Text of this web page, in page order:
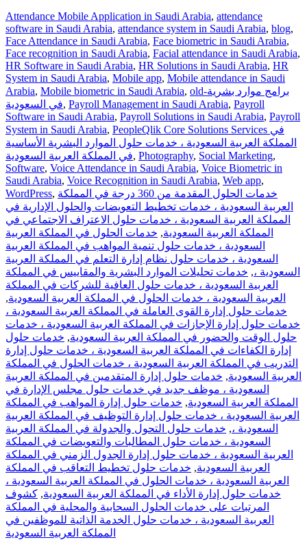
Attendance Mobile Application in Saudi Arabia, attendance
software in Saudi Arabia, attendance system in Saudi Arabia, blog,
Face Attendance in Saudi Arabia, Face biometric in Saudi Arabia,
Face recognition in Saudi Arabia, Facial attendance in Saudi Arabia,
HR Software in Saudi Arabia, HR Solutions in Saudi Arabia, HR
System in Saudi Arabia, Mobile app, Mobile attendance in Saudi
Arabia, Mobile biometric in Saudi Arabia, old-برامج موارد بشرية
في السعودية, Payroll Management in Saudi Arabia, Payroll
Software in Saudi Arabia, Payroll Solutions in Saudi Arabia, Payroll
System in Saudi Arabia, PeopleQlik Core Solutions Services في
المملكة العربية السعودية ، خدمات حلول الموارد البشرية الأساسية
في المملكة العربية السعودية, Photography, Social Marketing,
Software, Voice Attendance in Saudi Arabia, Voice Biometric in
Saudi Arabia, Voice Recognition in Saudi Arabia, Web app,
WordPress, خدمات الحلول المقدمة من 360 درجة في المملكة
العربية السعودية ، خدمات تخطيط التعويضات والحلول الإدارية في
المملكة العربية السعودية ، خدمات حلول الاعتراف الاجتماعي في
المملكة العربية السعودية, خدمات الحلول في المملكة العربية
السعودية ، خدمات حلول تنمية المواهب في المملكة العربية
السعودية ، خدمات حلول نظام إدارة التعلم في المملكة العربية
السعودية ،, خدمات تحليلات الموارد البشرية والمقاييس في المملكة
العربية السعودية ، خدمات حلول العافية للشركات في المملكة
العربية السعودية ، خدمات الحلول في المملكة العربية السعودية,
خدمات حلول إدارة القوى العاملة في المملكة العربية السعودية ،
خدمات حلول إدارة الإجازات في المملكة العربية السعودية ، خدمات
حلول الوقت والحضور في المملكة العربية السعودية, خدمات حلول
إدارة الكفاءات في المملكة العربية السعودية ، خدمات حلول إدارة
التدريب في المملكة العربية السعودية ، خدمات الحلول في المملكة
العربية السعودية, خدمات حلول إدارة المتقدمين في المملكة العربية
السعودية ، موظف جديد في خدمات حلول مجلس الإدارة في
المملكة العربية السعودية, خدمات حلول إدارة المواهب في المملكة
العربية السعودية ، خدمات حلول إدارة التوظيف في المملكة العربية
السعودية ،, خدمات حلول التحول والجدولة في المملكة العربية
السعودية ، خدمات حلول المطالبات والتعويضات في المملكة
العربية السعودية ، خدمات حلول إدارة الجدول الزمني في المملكة
العربية السعودية, خدمات حلول تخطيط التعاقب في المملكة
العربية السعودية ، خدمات الحلول في المملكة العربية السعودية ،
خدمات حلول إدارة الأداء في المملكة العربية السعودية, كشوف
المرتبات على خدمات الحلول السحابية والمحلية في المملكة
العربية السعودية ، خدمات حلول الخدمة الذاتية للموظفين في
المملكة العربية السعودية